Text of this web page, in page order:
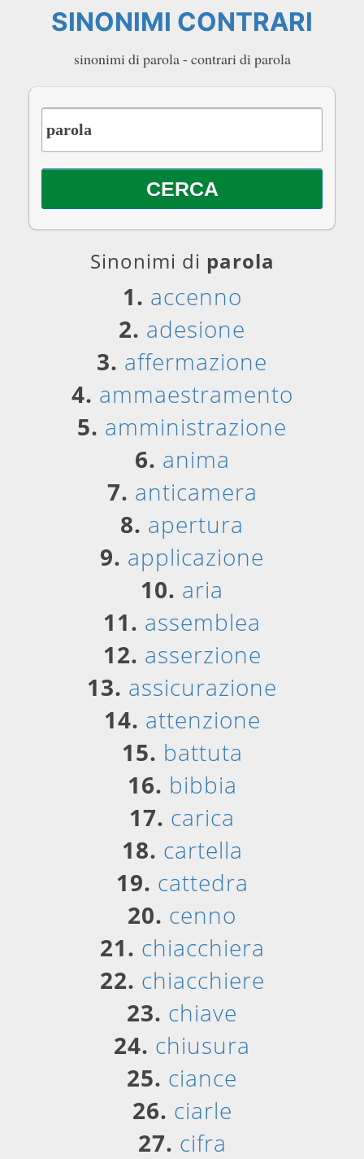
SINONIMI CONTRARI
sinonimi di parola - contrari di parola
Sinonimi di parola
1. accenno
2. adesione
3. affermazione
4. ammaestramento
5. amministrazione
6. anima
7. anticamera
8. apertura
9. applicazione
10. aria
11. assemblea
12. asserzione
13. assicurazione
14. attenzione
15. battuta
16. bibbia
17. carica
18. cartella
19. cattedra
20. cenno
21. chiacchiera
22. chiacchiere
23. chiave
24. chiusura
25. ciance
26. ciarle
27. cifra